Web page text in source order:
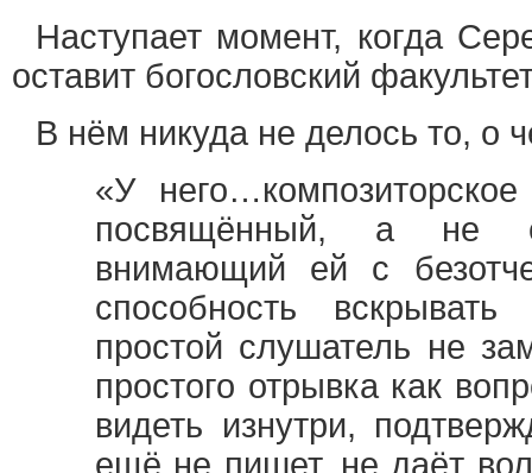
Наступает момент, когда
оставит богословский
В нём никуда не делось то, о
«У
посвящённый, а не
внимающий ей с
способность
простой слушатель не
простого отрывка как
видеть изнутри,
ещё не пишет, не даёт